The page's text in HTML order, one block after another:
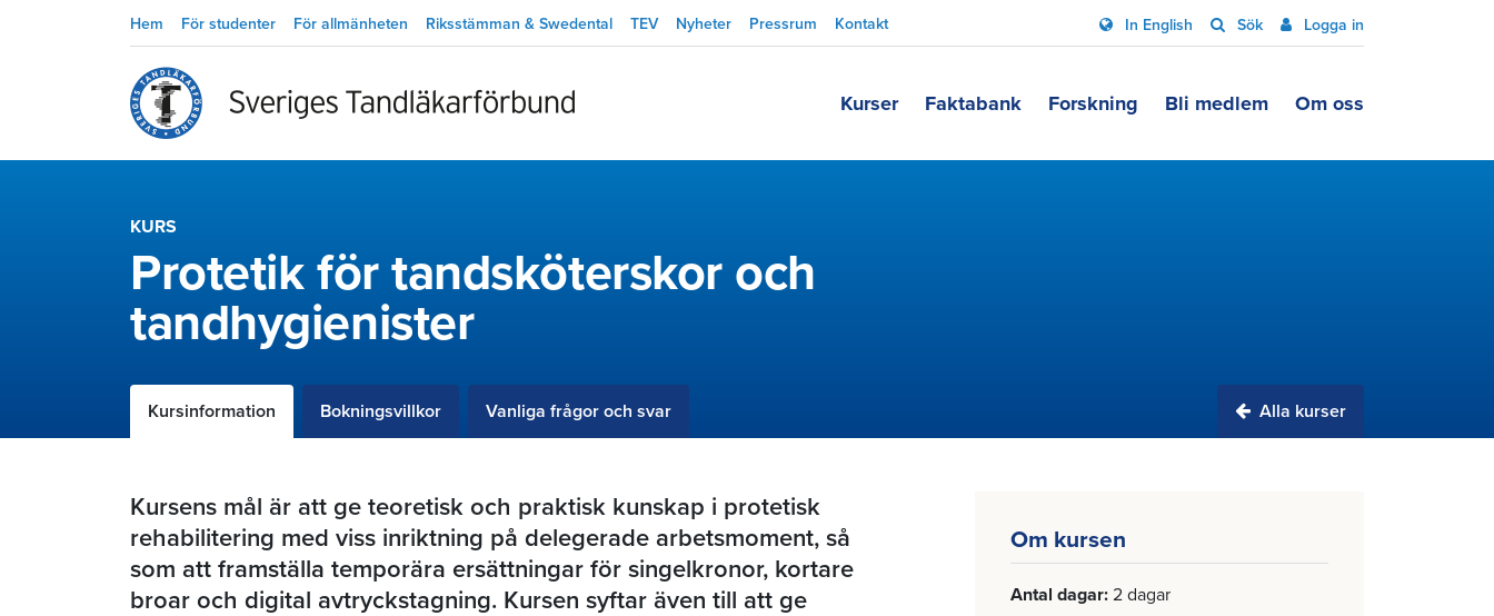
Hem För studenter För allmänheten Riksstämman & Swedental TEV Nyheter Pressrum Kontakt In English Sök Logga in
Kurser Faktabank Forskning Bli medlem Om oss
KURS
Protetik för tandsköterskor och
tandhygienister
Kursinformation Bokningsvillkor Vanliga frågor och svar Alla kurser
Om kursen
Antal dagar 2 dagar
Kursens mål är att ge teoretisk och praktisk kunskap i protetisk
rehabilitering med viss inriktning på delegerade arbetsmoment, så
som att framställa temporära ersättningar för singelkronor, kortare
broar och digital avtryckstagning. Kursen syftar även till att ge